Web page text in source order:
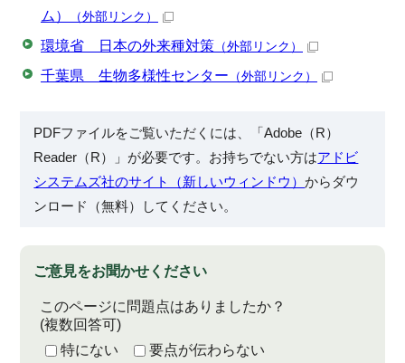
ム）
（外部リンク）
環境省 日本の外来種対策 （外部リンク）
千葉県 生物多様性センター （外部リンク）
PDFファイルをご覧いただくには、「Adobe（R）
Reader（R）」が必要です。お持ちでない方はアドビ
システムズ社のサイト（新しいウィンドウ）からダウ
ンロード（無料）してください。
ご意見をお聞かせください
このページに問題点はありましたか？
(複数回答可)
特にない
要点が伝わらない